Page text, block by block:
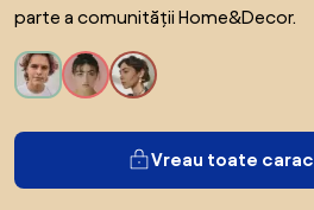
parte a comunității Home&Decor.
Vreau toate